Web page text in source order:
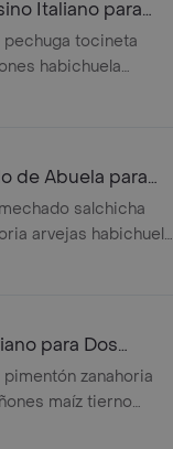
Italiano para
tocineta
habichuela
terminado en salsa
de Abuela para
salchicha
arvejas habichuela
para Dos
zanahoria
maíz tierno
en salsa